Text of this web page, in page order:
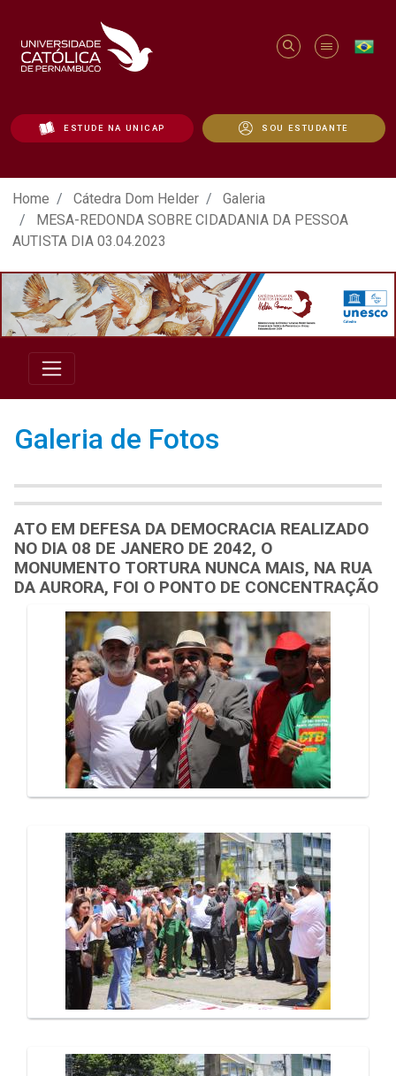
ESTUDE NA UNICAP SOU ESTUDANTE
ATO EM DEFESA DA DEMOCRACIA
Home Cátedra Dom Helder
Galeria
MESA-REDONDA SOBRE CIDADANIA DA PESSOA
AUTISTA DIA 03.04.2023
Galeria de Fotos
ATO EM DEFESA DA DEMOCRACIA REALIZADO
NO DIA 08 DE JANERO DE 2042, O
MONUMENTO TORTURA NUNCA MAIS, NA RUA
DA AURORA, FOI O PONTO DE CONCENTRAÇÃO
Galeria de Mídias